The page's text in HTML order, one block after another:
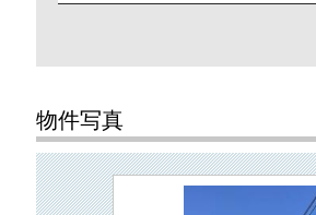
物件写真